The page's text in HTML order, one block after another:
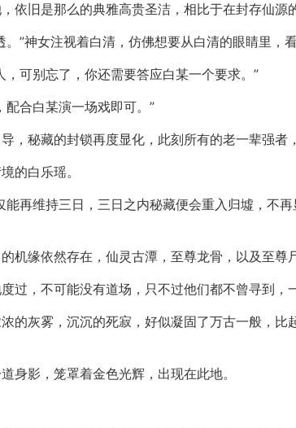
依旧是那么的典雅高贵圣洁，相比于在封存仙源
”神女注视着白清，仿佛想要从白清的眼睛里，看
，可别忘了，你还需要答应白某一个要求。”
配合白某演一场戏即可。”
，秘藏的封锁再度显化，此刻所有的老一辈强者
的白乐瑶。
能再维持三日，三日之内秘藏便会重入归墟，不
机缘依然存在，仙灵古潭，至尊龙骨，以及至尊
过，不可能没有道场，只不过他们都不曾寻到，
的灰雾，沉沉的死寂，好似凝固了万古一般，
身影，笼罩着金色光辉，出现在此地。